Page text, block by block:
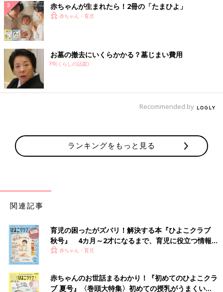
離乳後期 9～11カ月ごろのレシピ
赤ちゃんが生まれたら！2冊の「たまひよ」
赤ちゃん・育児
お墓の撤去にいくらかかる？墓じまい費用
PR(くらしの話題)
Recommended by
ランキングをもっと見る
関連記事
育児の困ったがズバリ！解決する本『ひよこクラブ
秋号』 4カ月～2才になるまで、育児に役立つ情報が
いっぱい！
赤ちゃん・育児
赤ちゃんのお世話まるわかり！『初めてのひよこクラ
ブ 夏号』〈巻頭大特集〉初めての授乳がうまくい